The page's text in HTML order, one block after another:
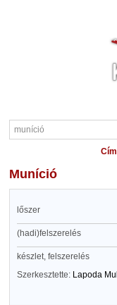
muníció
lőszer
(hadi)felszerelés
készlet, felszerelés
Szerkesztette: Lapoda